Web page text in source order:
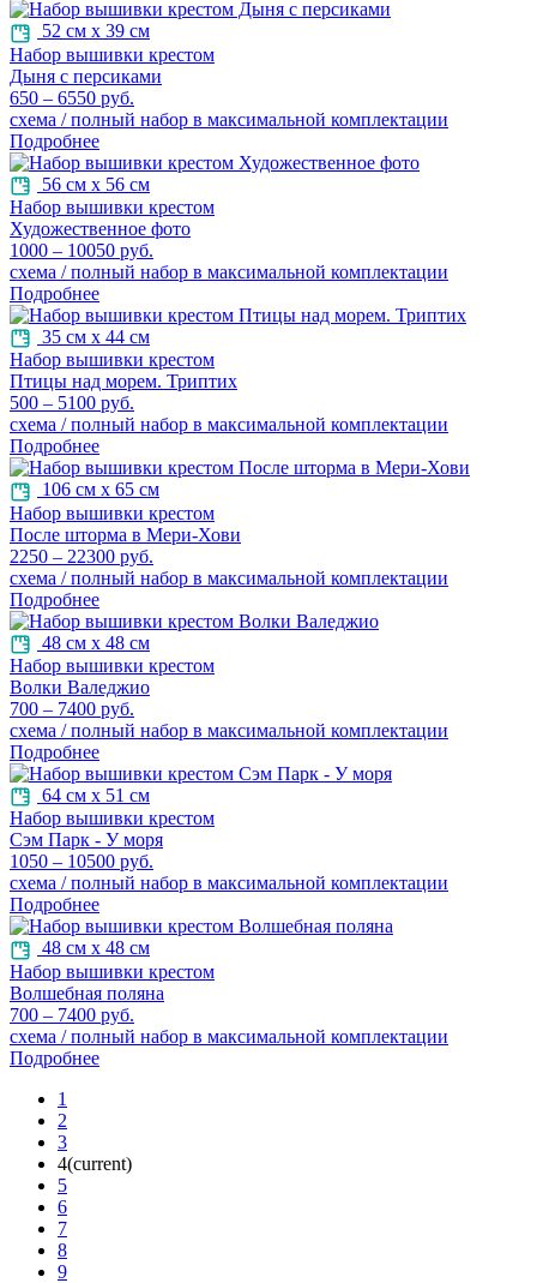
52 см х 39 см
Набор вышивки крестом
Дыня с персиками
650 – 6550 руб.
схема / полный набор в максимальной комплектации
Подробнее
56 см х 56 см
Набор вышивки крестом
Художественное фото
1000 – 10050 руб.
схема / полный набор в максимальной комплектации
Подробнее
35 см х 44 см
Набор вышивки крестом
Птицы над морем. Триптих
500 – 5100 руб.
схема / полный набор в максимальной комплектации
Подробнее
106 см х 65 см
Набор вышивки крестом
После шторма в Мери-Хови
2250 – 22300 руб.
схема / полный набор в максимальной комплектации
Подробнее
48 см х 48 см
Набор вышивки крестом
Волки Валеджио
700 – 7400 руб.
схема / полный набор в максимальной комплектации
Подробнее
64 см х 51 см
Набор вышивки крестом
Сэм Парк - У моря
1050 – 10500 руб.
схема / полный набор в максимальной комплектации
Подробнее
48 см х 48 см
Набор вышивки крестом
Волшебная поляна
700 – 7400 руб.
схема / полный набор в максимальной комплектации
Подробнее
1
2
3
4(current)
5
6
7
8
9